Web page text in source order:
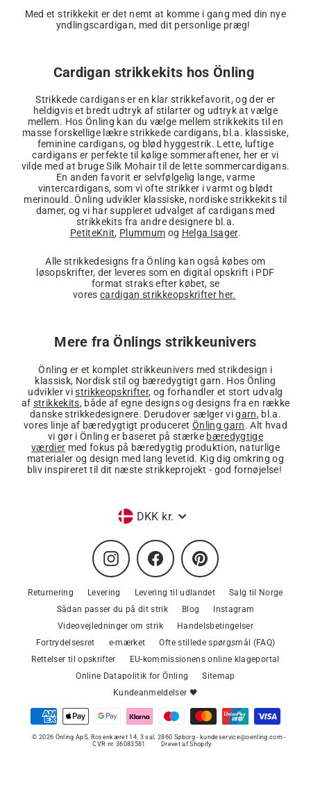
Med et strikkekit er det nemt at komme i gang med din nye
yndlingscardigan, med dit personlige præg!
Cardigan strikkekits hos Önling
Strikkede cardigans er en klar strikkefavorit, og der er
heldigvis et bredt udtryk af stilarter og udtryk at vælge
mellem. Hos Önling kan du vælge mellem strikkekits til en
masse forskellige lækre strikkede cardigans, bl.a. klassiske,
feminine cardigans, og blød hyggestrik. Lette, luftige
cardigans er perfekte til kølige sommeraftener, her er vi
vilde med at bruge Silk Mohair til de lette sommercardigans.
En anden favorit er selvfølgelig lange, varme
vintercardigans, som vi ofte strikker i varmt og blødt
merinould. Önling udvikler klassiske, nordiske strikkekits til
damer, og vi har suppleret udvalget af cardigans med
strikkekits fra andre designere bl.a.
PetiteKnit, Plummum og Helga Isager.
Alle strikkedesigns fra Önling kan også købes om
løsopskrifter, der leveres som en digital opskrift i PDF
format straks efter købet, se
vorescardigan strikkeopskrifter her.
Mere fra Önlings strikkeunivers
Önling er et komplet strikkeunivers med strikdesign i
klassisk, Nordisk stil og bæredygtigt garn. Hos Önling
udvikler vi strikkeopskrifter, og forhandler et stort udvalg
af strikkekits, både af egne designs og designs fra en række
danske strikkedesignere. Derudover sælger vi garn, bl.a.
vores linje af bæredygtigt produceret Önling garn. Alt hvad
vi gør i Önling er baseret på stærke bæredygtige
værdier med fokus på bæredygtig produktion, naturlige
materialer og design med lang levetid. Kig dig omkring og
bliv inspireret til dit næste strikkeprojekt - god fornøjelse!
Valuta
DKK kr.
Instagram Facebook Pinterest
Returnering Levering Levering til udlandet
Salg til Norge
Sådan passer du på dit strik
Blog
Instagram
Videovejledninger om strik
Handelsbetingelser
Fortrydelsesret
e-mærket
Ofte stillede spørgsmål (FAQ)
Rettelser til opskrifter
EU-kommissionens online klageportal
Online Datapolitik for Önling
Sitemap
Kundeanmeldelser 🖤
© 2026 Önling ApS, Rosenkæret 14, 3 sal, 2860 Søborg - kundeservice@oenling.com -
CVR nr. 36083581
Drevet af Shopify